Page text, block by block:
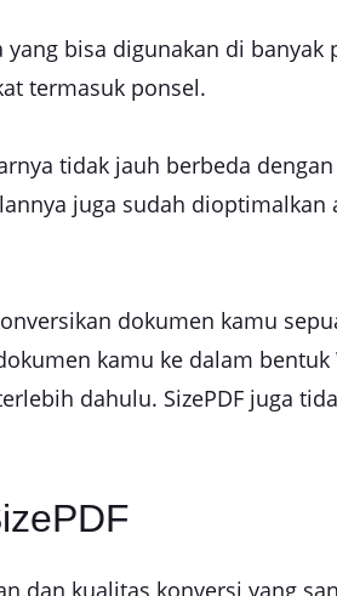
bisa digunakan di banyak
termasuk ponsel.
tidak jauh berbeda
juga sudah dioptimalkan
dokumen kamu
kamu ke dalam bentuk
dahulu. SizePDF juga
dan kualitas konversi yang